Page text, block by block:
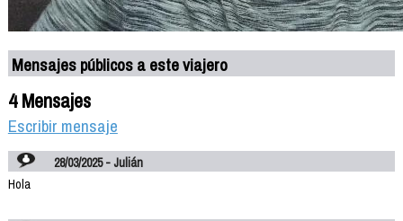
Mensajes públicos a este viajero
4 Mensajes
Escribir mensaje
28/03/2025 - Julián
Hola